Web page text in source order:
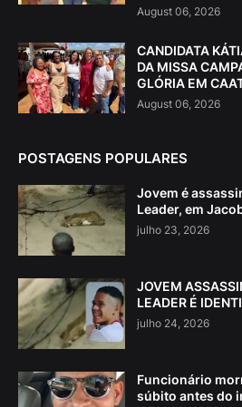
August 06, 2026
CANDIDATA
DA MISSA
GLÓRIA EM
August 06, 2026
POSTAGENS POPULARES
Jovem é
Leader, em
julho 23, 2026
JOVEM
LEADER É
julho 24, 2026
Funcionário
súbito antes do